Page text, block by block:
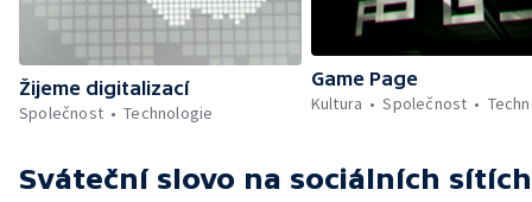
Žijeme digitalizací
Společnost
Technologie
Game Page
Kultura
Společnost
Sváteční slovo na sociálních sítích